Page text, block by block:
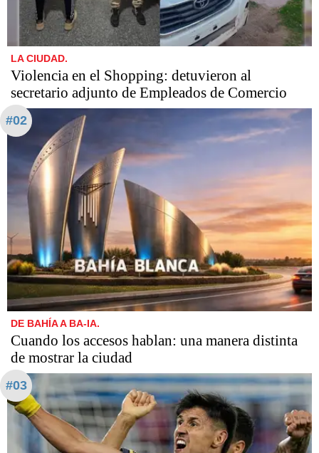
LA CIUDAD.
Violencia en el Shopping: detuvieron al
secretario adjunto de Empleados de Comercio
#02
DE BAHÍA A BA-IA.
Cuando los accesos hablan: una manera distinta
de mostrar la ciudad
#03